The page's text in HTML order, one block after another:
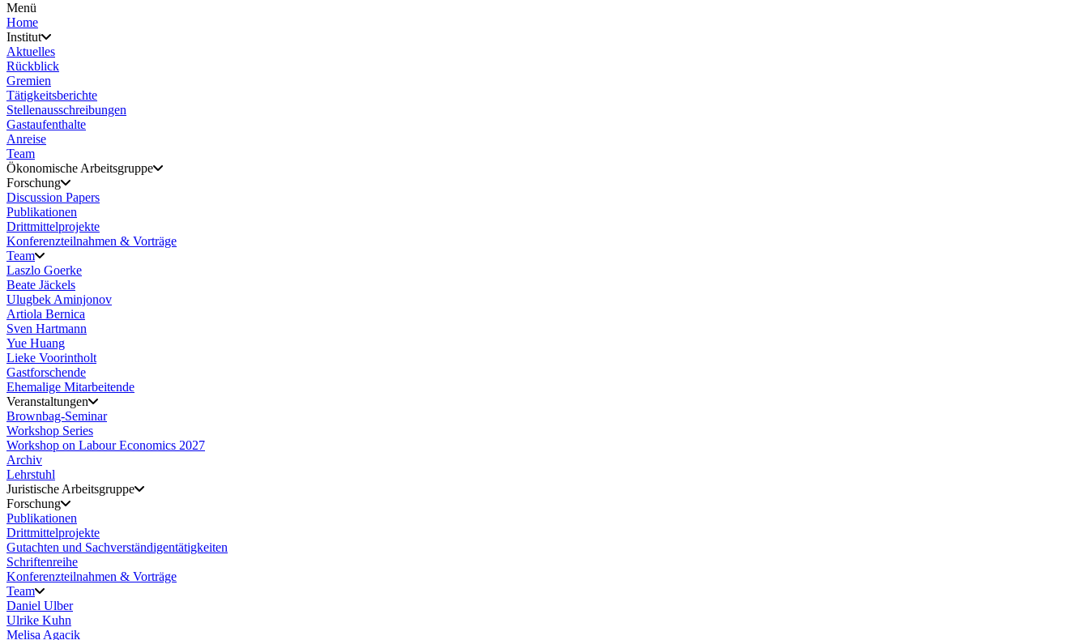
Menü
Home
Institut
Aktuelles
Rückblick
Gremien
Tätigkeitsberichte
Stellenausschreibungen
Gastaufenthalte
Anreise
Team
Ökonomische Arbeitsgruppe
Forschung
Discussion Papers
Publikationen
Drittmittelprojekte
Konferenzteilnahmen & Vorträge
Team
Laszlo Goerke
Beate Jäckels
Ulugbek Aminjonov
Artiola Bernica
Sven Hartmann
Yue Huang
Lieke Voorintholt
Gastforschende
Ehemalige Mitarbeitende
Veranstaltungen
Brownbag-Seminar
Workshop Series
Workshop on Labour Economics 2027
Archiv
Lehrstuhl
Juristische Arbeitsgruppe
Forschung
Publikationen
Drittmittelprojekte
Gutachten und Sachverständigentätigkeiten
Schriftenreihe
Konferenzteilnahmen & Vorträge
Team
Daniel Ulber
Ulrike Kuhn
Melisa Agacik